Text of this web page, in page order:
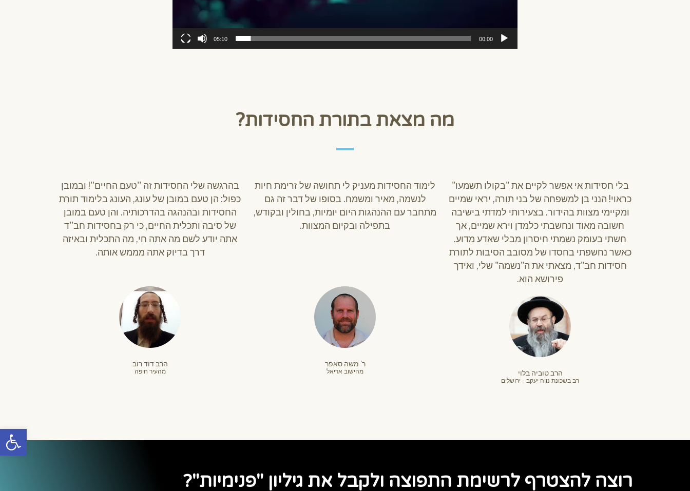
פתח
00:00
05:10
מה מצאת בתורת החסידות?
בלי חסידות אי אפשר לקיים את "בקולו תשמעו"
כראוי! הנני בן למשפחה של בני תורה, יראי שמיים
ומקיימי מצוות בהידור. בצעירותי למדתי בישיבה
חשובה מאוד ונחשבתי כלמדן וירא שמיים, אך
חשתי בעומק נשמתי חיסרון מבלי שאדע מדוע.
כאשר נחשפתי בחסדו של מסובב הסיבות לתורת
חסידות חב"ד, מצאתי את ה"נשמה" שלי, ואידך
פירושא הוא.
הרב טוביה בלוי
רב בשכונת נווה יעקב - ירושלים
לימוד החסידות מעניק לי תחושה של זרימת חיות
לנשמה, מאיר ומשמח. בסופו של דבר זה גם
מתחבר עם ההנהגות היום יומיות, בחולין ובקודש,
בתפילה ובקיום המצוות.
ר' משה סאפר
מהישוב אריאל
בהרגשה שלי החסידות זה ''טעם החיים''! ובמובן
כפול: הן טעם במובן של עונג, העונג בלימוד תורת
החסידות ובהנהגה בהדרכותיה. והן טעם במובן
של סיבה ותכלית החיים, כי רק בחסידות חב''ד
אתה יודע לשם מה אתה חי, מה התכלית ובאיזה
דרך בדיוק אתה מממש אותה.
הרב דוד רוב
מהעיר חיפה
רוצה להצטרף לרשימת התפוצה ולקבל את גיליון "פנימיות"?